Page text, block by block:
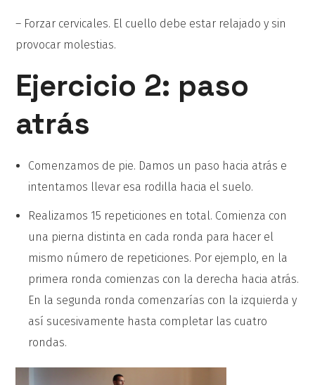
– Forzar cervicales. El cuello debe estar relajado y sin
provocar molestias.
Ejercicio 2: paso
atrás
Comenzamos de pie. Damos un paso hacia atrás e
intentamos llevar esa rodilla hacia el suelo.
Realizamos 15 repeticiones en total. Comienza con
una pierna distinta en cada ronda para hacer el
mismo número de repeticiones. Por ejemplo, en la
primera ronda comienzas con la derecha hacia atrás.
En la segunda ronda comenzarías con la izquierda y
así sucesivamente hasta completar las cuatro
rondas.